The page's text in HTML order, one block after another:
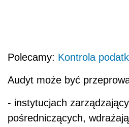
Polecamy: Kontrola
Audyt może być
- instytucjach
pośredniczących,